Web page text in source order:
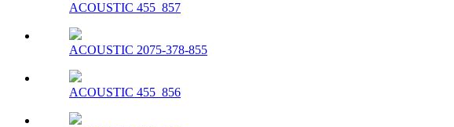
ACOUSTIC 455_857
ACOUSTIC 2075-378-855
ACOUSTIC 455_856